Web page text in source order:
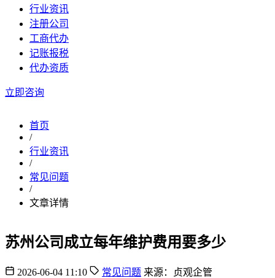
行业资讯
注册公司
工商代办
记账报税
代办资质
立即咨询
首页
/
行业资讯
/
常见问题
/
文章详情
苏州公司成立每年维护费用要多少
2026-06-04 11:10 常见问题 来源：贞观企管